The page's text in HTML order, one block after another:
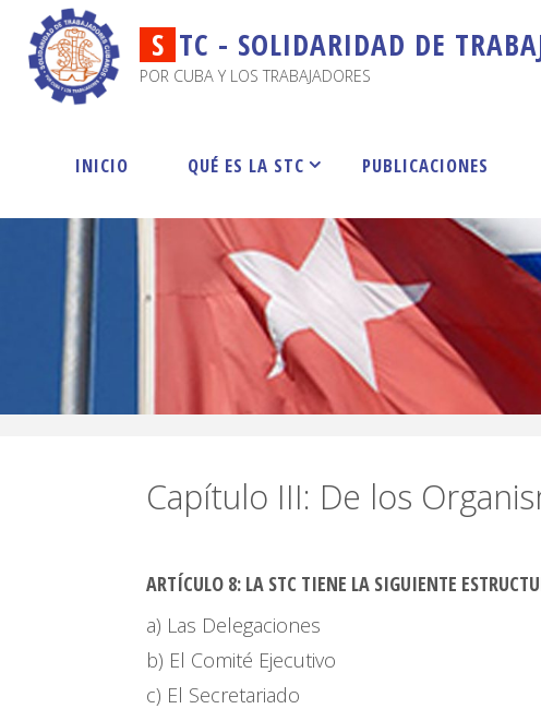
S TC - SOLIDARIDAD DE TRABA
POR CUBA Y LOS TRABAJADORES
INICIO QUÉ ES LA STC PUBLICACIONES
Capítulo III: De los
ARTÍCULO 8: LA STC TIENE LA SIGUIENTE
a) Las Delegaciones
b) El Comité Ejecutivo
c) El Secretariado